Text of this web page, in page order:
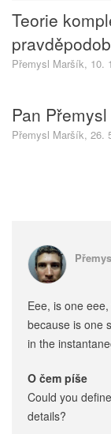
Teorie
Přemysl Maršík, 10.
Pan
Přemysl Maršík, 26.
Eee, is one
because is one
in the
O čem píše
Could you
details?